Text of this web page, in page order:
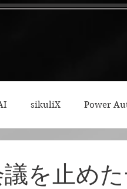
sikuliX Power
ク
を止め